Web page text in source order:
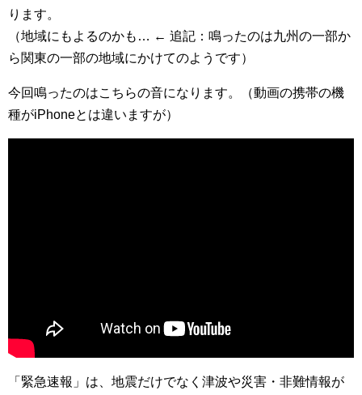
ります。
（地域にもよるのかも… ← 追記：鳴ったのは九州の一部か
ら関東の一部の地域にかけてのようです）
今回鳴ったのはこちらの音になります。（動画の携帯の機
種がiPhoneとは違いますが）
「緊急速報」は、地震だけでなく津波や災害・非難情報が